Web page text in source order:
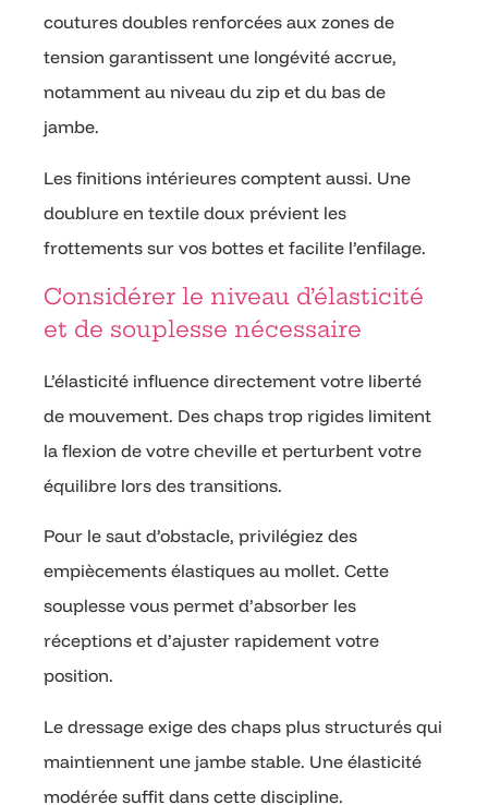
coutures doubles renforcées aux zones de
tension garantissent une longévité accrue,
notamment au niveau du zip et du bas de
jambe.
Les finitions intérieures comptent aussi. Une
doublure en textile doux prévient les
frottements sur vos bottes et facilite l’enfilage.
Considérer le niveau d’élasticité
et de souplesse nécessaire
L’élasticité influence directement votre liberté
de mouvement. Des chaps trop rigides limitent
la flexion de votre cheville et perturbent votre
équilibre lors des transitions.
Pour le saut d’obstacle, privilégiez des
empiècements élastiques au mollet. Cette
souplesse vous permet d’absorber les
réceptions et d’ajuster rapidement votre
position.
Le dressage exige des chaps plus structurés qui
maintiennent une jambe stable. Une élasticité
modérée suffit dans cette discipline.